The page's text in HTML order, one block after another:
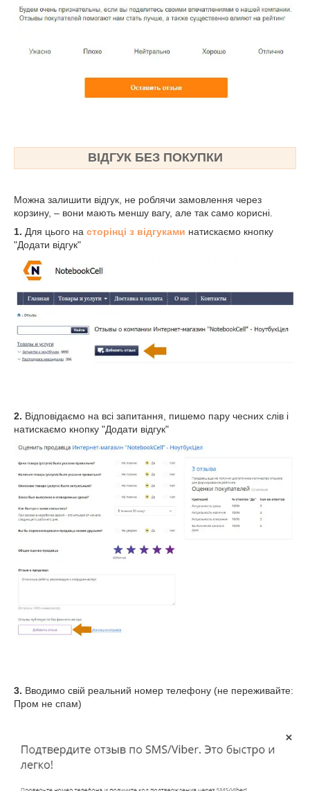
ВІДГУК БЕЗ ПОКУПКИ
Можна залишити відгук, не роблячи замовлення через
корзину, – вони мають меншу вагу, але так само корисні.
1. Для цього на сторінці з відгуками натискаємо кнопку
"Додати відгук"
2. Відповідаємо на всі запитання, пишемо пару чесних слів і
натискаємо кнопку "Додати відгук"
3. Вводимо свій реальний номер телефону (не переживайте:
Пром не спам)